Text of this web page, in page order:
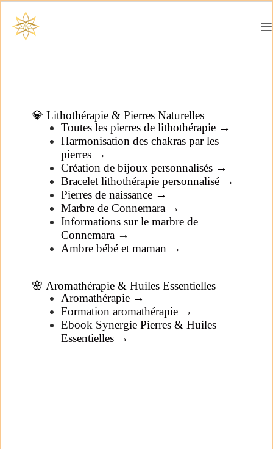
💎 Lithothérapie & Pierres Naturelles
Toutes les pierres de lithothérapie →
Harmonisation des chakras par les
pierres →
Création de bijoux personnalisés →
Bracelet lithothérapie personnalisé →
Pierres de naissance →
Marbre de Connemara →
Informations sur le marbre de
Connemara→
Ambre bébé et maman →
🌸 Aromathérapie & Huiles Essentielles
Aromathérapie →
Formation aromathérapie →
Ebook Synergie Pierres & Huiles
Essentielles →